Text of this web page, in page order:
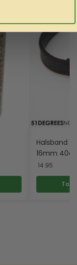
Halsband
16mm
14.95